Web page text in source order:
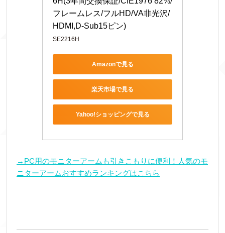
フレームレス/フルHD/VA非光沢/
HDMI,D-Sub15ピン)
SE2216H
Amazonで見る
楽天市場で見る
Yahoo!ショッピングで見る
→PC用のモニターアームも引きこもりに便利！人気のモ
ニターアームおすすめランキングはこちら